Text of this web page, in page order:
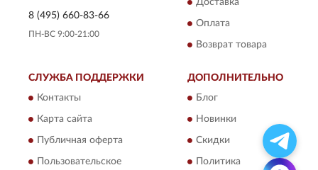
8 (495) 660-83-66
ПН-ВС 9:00-21:00
Доставка
Оплата
Возврат товара
СЛУЖБА ПОДДЕРЖКИ
Контакты
Карта сайта
Публичная оферта
Пользовательское
ДОПОЛНИТЕЛЬНО
Блог
Новинки
Скидки
Политика